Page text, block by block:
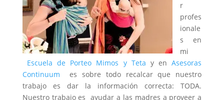
r
profes
ionale
s en
mi
Escuela de Porteo Mimos y Teta y enAsesoras
Continuum es sobre todo recalcar que nuestro
trabajo es dar la información correcta: TODA.
Nuestro trabajo es ayudar a las madres a proveer a